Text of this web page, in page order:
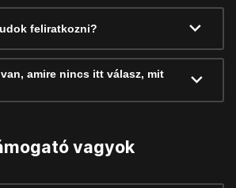
feliratkozni?
amire nincs itt válasz, mit
vagyok